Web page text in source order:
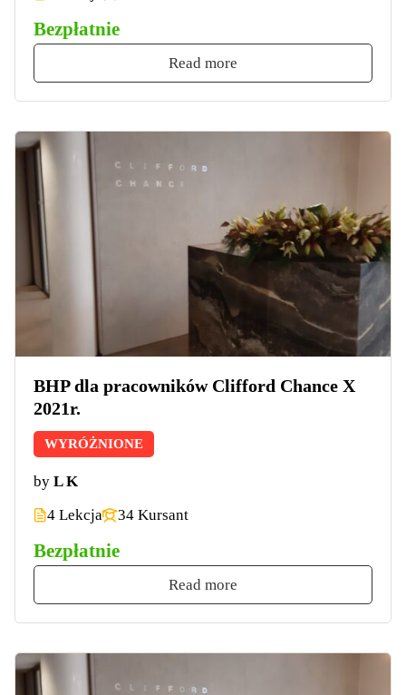
Bezpłatnie
Read more
BHP dla pracowników Clifford Chance X
2021r.
WYRÓŻNIONE
by L K
4 Lekcja
34 Kursant
Bezpłatnie
Read more